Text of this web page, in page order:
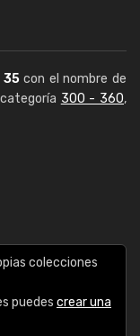
35con el nombre de
300 - 360,
colecciones
puedes crear una